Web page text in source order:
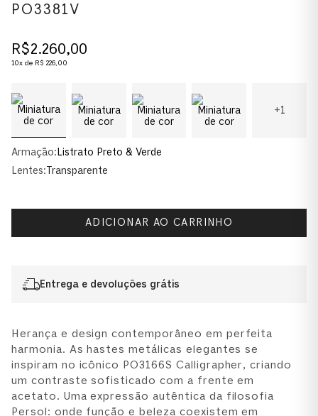
PO3381V
R$2.260,00
10x de R$ 226,00
+1
Armação: Listrato Preto & Verde
Lentes:Transparente
ADICIONAR AO CARRINHO
Entrega e devoluções grátis
Herança e design contemporâneo em perfeita
harmonia. As hastes metálicas elegantes se
inspiram no icônico PO3166S Calligrapher, criando
um contraste sofisticado com a frente em
acetato. Uma expressão autêntica da filosofia
Persol: onde função e beleza coexistem em